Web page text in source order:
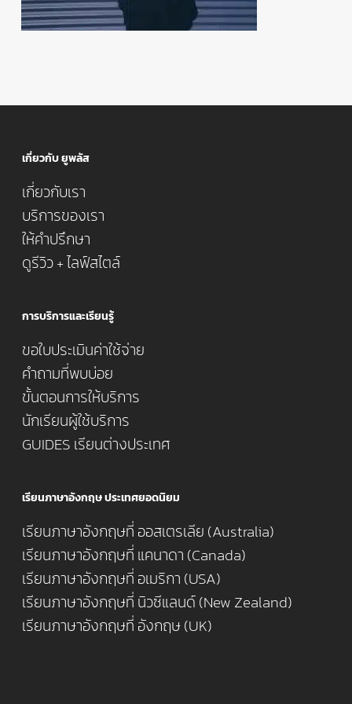
เกี่ยวกับ ยูพลัส
เกี่ยวกับเรา
บริการของเรา
ให้คำปรึกษา
ดูรีวิว + ไลฟ์สไตล์
การบริการและเรียนรู้
ขอใบประเมินค่าใช้จ่าย
คำถามที่พบบ่อย
ขั้นตอนการให้บริการ
นักเรียนผู้ใช้บริการ
GUIDES เรียนต่างประเทศ
เรียนภาษาอังกฤษ ประเทศยอดนิยม
เรียนภาษาอังกฤษที่ ออสเตรเลีย (Australia)
เรียนภาษาอังกฤษที่ แคนาดา (Canada)
เรียนภาษาอังกฤษที่ อเมริกา (USA)
เรียนภาษาอังกฤษที่ นิวซีแลนด์ (New Zealand)
เรียนภาษาอังกฤษที่ อังกฤษ (UK)